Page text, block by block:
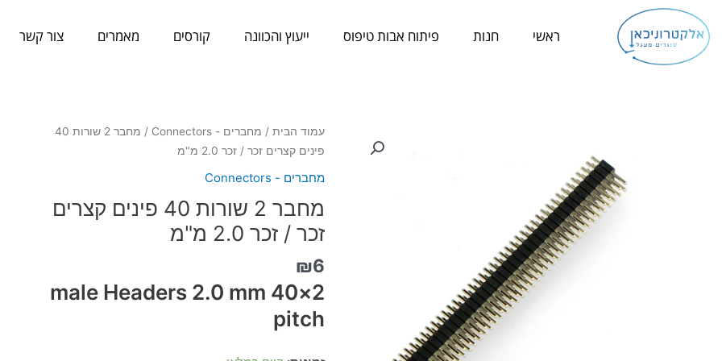
לתוכן
ראשי חנות פיתוח אבות טיפוס ייעוץ והכוונה קורסים מאמרים צור קשר
עמוד הבית/ מחברים - Connectors
/ מחבר 2 שורות 40
פינים קצרים זכר / זכר 2.0 מ"מ
מחברים - Connectors
מחבר 2 שורות 40 פינים קצרים
זכר / זכר 2.0 מ"מ
₪6
2×40 male Headers 2.0 mm
pitch
כמות
של
שורות
40
פינים
קצרים
זכר
/
זכר